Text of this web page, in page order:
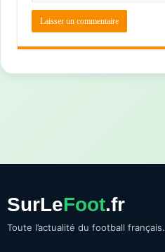
SurLeFoot.fr
Toute l’actualité du football français.